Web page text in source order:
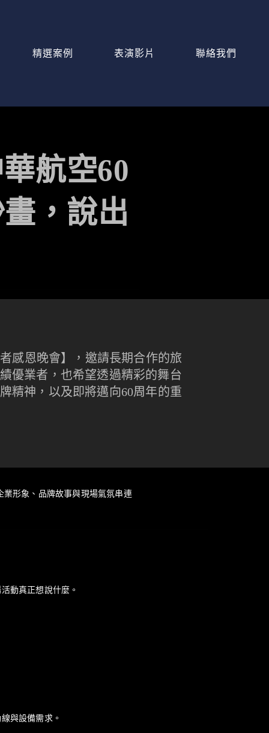
精選案例 表演影片 聯絡我們
航空60
，說出
感恩晚會】，邀請長期合作的旅
優業者，也希望透過精彩的舞台
精神，以及即將邁向60周年的重
形象、品牌故事與現場氣氛串連
動真正想說什麼。
與設備需求。